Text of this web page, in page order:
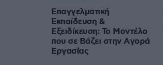
Επαγγελματική
Εκπαίδευση &
Εξειδίκευση: Το Mοντέλο
που σε Bάζει στην Aγορά
Eργασίας